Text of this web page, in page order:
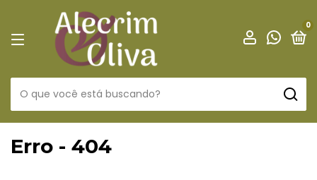
0
Erro - 404